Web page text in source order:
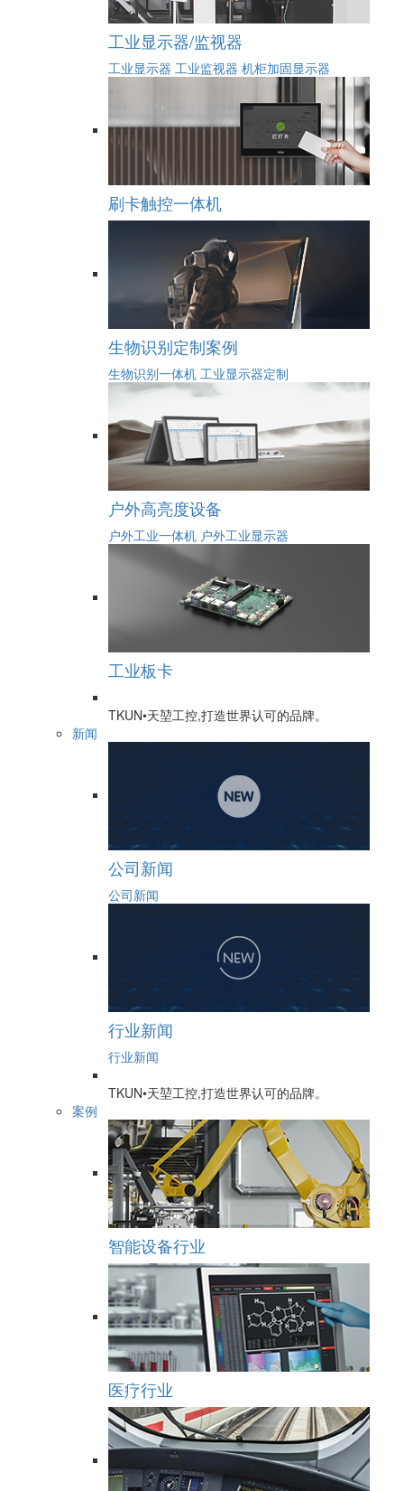
工业显示器/监视器
工业显示器 工业监视器 机柜加固显示器
刷卡触控一体机
生物识别定制案例
生物识别一体机 工业显示器定制
户外高亮度设备
户外工业一体机 户外工业显示器
工业板卡
TKUN•天堃工控,打造世界认可的品牌。
新闻
公司新闻
公司新闻
行业新闻
行业新闻
TKUN•天堃工控,打造世界认可的品牌。
案例
智能设备行业
医疗行业